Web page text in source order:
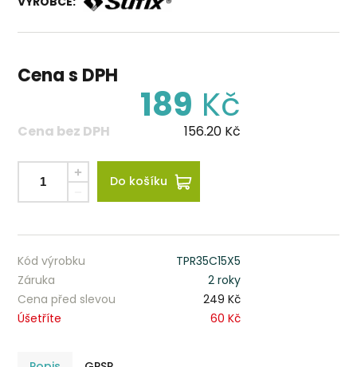
Cena s DPH
189 Kč
Cena bez DPH 156.20 Kč
Do košíku
Kód výrobku
TPR35C15X5
Záruka
2 roky
Cena před slevou
249 Kč
Úšetříte
60 Kč